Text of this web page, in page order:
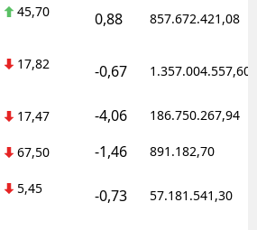
45,70 0,88 857.672.421,08
17,82 -0,67 1.357.004.557,60
17,47 -4,06 186.750.267,94
67,50 -1,46 891.182,70
5,45 -0,73 57.181.541,30